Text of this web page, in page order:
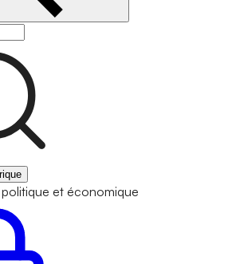
et économique